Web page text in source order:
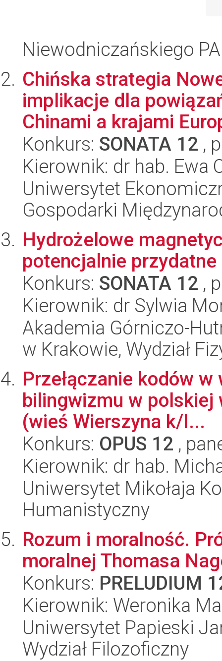
Niewodniczańskiego
Chińska strategia
implikacje dla
Chinami a krajami
Konkurs: SONATA 12 ,
Kierownik: dr hab. Ewa
Uniwersytet
Gospodarki
Hydrożelowe
potencjalnie
Konkurs: SONATA 12 ,
Kierownik: dr Sylwia
Akademia Górniczo-
w Krakowie, Wydział
Przełączanie kodów
bilingwizmu w polskiej
(wieś Wierszyna k/I...
Konkurs: OPUS 12 ,
Kierownik: dr hab.
Uniwersytet Mikołaja
Humanistyczny
Rozum i moralność.
moralnej Thomasa
Konkurs: PRELUDIUM
Kierownik: Weronika
Uniwersytet Papieski
Wydział Filozoficzny